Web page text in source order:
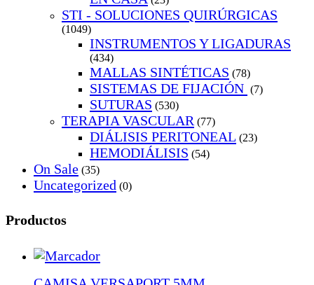
STI - SOLUCIONES QUIRÚRGICAS
(1049)
INSTRUMENTOS Y LIGADURAS
(434)
MALLAS SINTÉTICAS (78)
SISTEMAS DE FIJACIÓN (7)
SUTURAS (530)
TERAPIA VASCULAR (77)
DIÁLISIS PERITONEAL (23)
HEMODIÁLISIS (54)
On Sale (35)
Uncategorized (0)
Productos